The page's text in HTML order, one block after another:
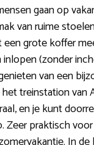
gaan op
van ruime
een grote koffer
(zonder
van een
treinstation van
en je kunt
Zeer praktisch